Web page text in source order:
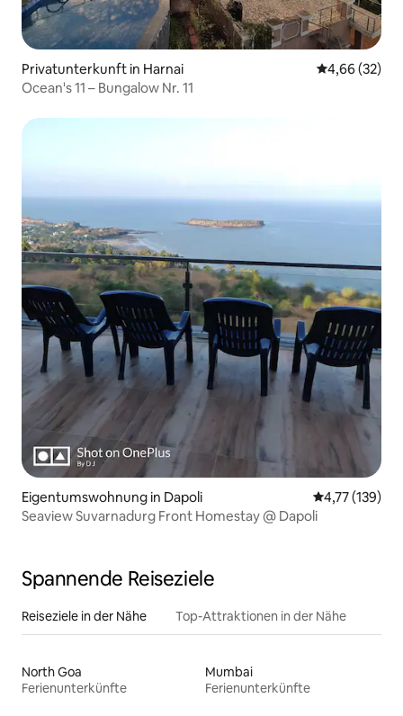
Privatunterkunft in Harnai
4,66 (32)
Ocean's 11 – Bungalow Nr. 11
Eigentumswohnung in Dapoli
4,77 (139)
Seaview Suvarnadurg Front Homestay @ Dapoli
Spannende Reiseziele
Reiseziele in der Nähe Top-Attraktionen in der Nähe
North Goa
Ferienunterkünfte
Mumbai
Ferienunterkünfte